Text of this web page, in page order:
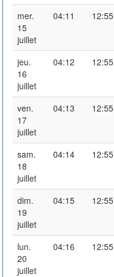
mer.
15
juillet
04:11 12:55
jeu.
16
juillet
04:12 12:55
ven.
17
juillet
04:13 12:55
sam.
18
juillet
04:14 12:55
dim.
19
juillet
04:15 12:55
lun.
20
juillet
04:16 12:55